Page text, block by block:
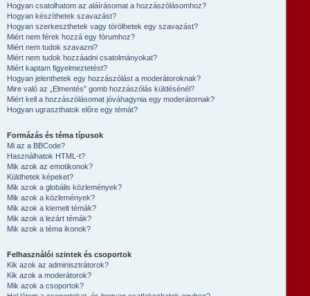
Hogyan csatolhatom az aláírásomat a hozzászólásomhoz?
Hogyan készíthetek szavazást?
Hogyan szerkeszthetek vagy törölhetek egy szavazást?
Miért nem férek hozzá egy fórumhoz?
Miért nem tudok szavazni?
Miért nem tudok hozzáadni csatolmányokat?
Miért kaptam figyelmeztetést?
Hogyan jelenthetek egy hozzászólást a moderátoroknak?
Mire való az „Elmentés” gomb hozzászólás küldésénél?
Miért kell a hozzászólásomat jóváhagynia egy moderátornak?
Hogyan ugraszthatok előre egy témát?
Formázás és téma típusok
Mi az a BBCode?
Használhatok HTML-t?
Mik azok az emotikonok?
Küldhetek képeket?
Mik azok a globális közlemények?
Mik azok a közlemények?
Mik azok a kiemelt témák?
Mik azok a lezárt témák?
Mik azok a téma ikonok?
Felhasználói szintek és csoportok
Kik azok az adminisztrátorok?
Kik azok a moderátorok?
Mik azok a csoportok?